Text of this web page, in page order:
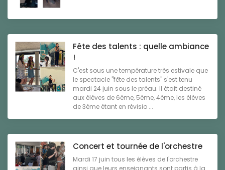
Fête des talents : quelle ambiance
!
C'est sous une température très estivale que
le spectacle "fête des talents" s'est tenu
mardi 24 juin sous le préau. Il était destiné
aux élèves de 6ème, 5ème, 4ème, les élèves
de 3ème étant en révisio ...
Concert et tournée de l'orchestre
Mardi 17 juin tous les élèves de l'orchestre